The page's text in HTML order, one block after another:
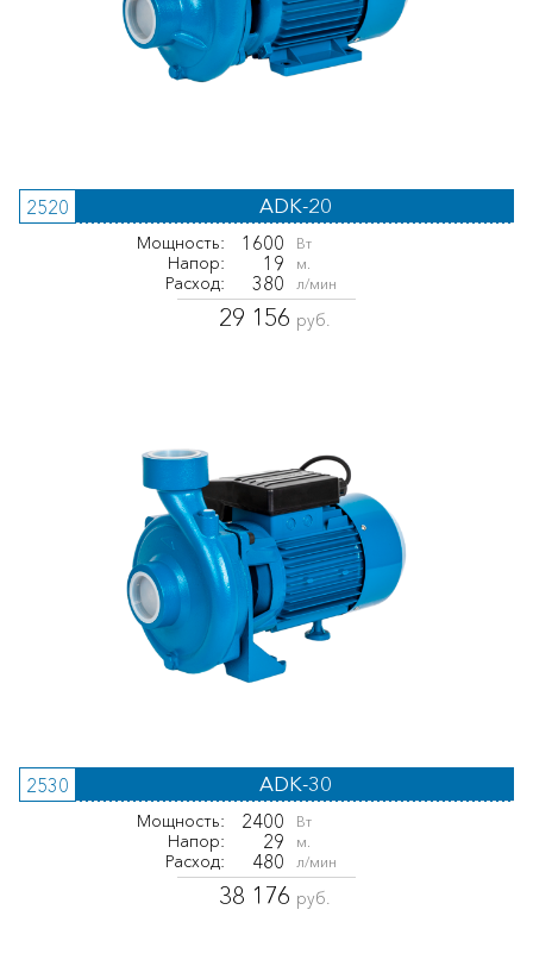
2520 ADK-20
Мощность: 1600 Вт
Напор: 19 м.
Расход: 380 л/мин
29 156 руб.
2530 ADK-30
Мощность: 2400 Вт
Напор: 29 м.
Расход: 480 л/мин
38 176 руб.